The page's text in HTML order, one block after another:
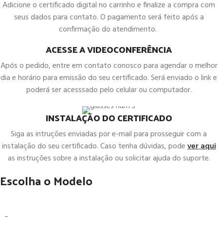
Adicione o certificado digital no carrinho e finalize a compra com
seus dados para contato. O pagamento será feito após a
confirmação do atendimento.
ACESSE A VIDEOCONFERÊNCIA
Após o pedido, entre em contato conosco para agendar o melhor
dia e horário para emissão do seu certificado. Será enviado o link e
poderá ser acesssado pelo celular ou computador.
INSTALAÇÃO DO CERTIFICADO
Siga as intruções enviadas por e-mail para prosseguir com a
instalação do seu certificado. Caso tenha dúvidas, podever aqui
as instruções sobre a instalação ou solicitar ajuda do suporte.
Escolha o Modelo